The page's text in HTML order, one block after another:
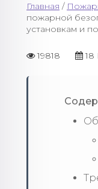
Главная /
пожарной
установкам и
19818 18